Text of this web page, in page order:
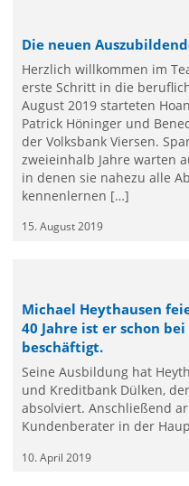
Die neuen
Herzlich willkommen im
erste Schritt in die
August 2019 starteten
Patrick Höninger und
der Volksbank Viersen.
zweieinhalb Jahre warten
in denen sie nahezu alle
kennenlernen […]
15. August 2019
Michael Heythausen
40 Jahre ist er schon
beschäftigt.
Seine Ausbildung hat
und Kreditbank Dülken,
absolviert. Anschließend
Kundenberater in der
10. April 2019